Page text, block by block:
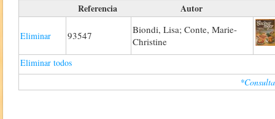
Referencia Autor
Eliminar 93547
Biondi, Lisa; Conte, Marie-
Christine
Eliminar todos